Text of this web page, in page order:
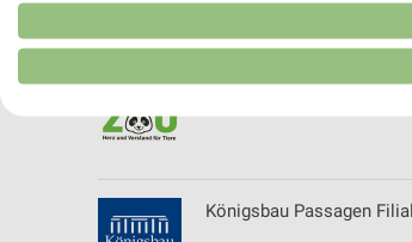
Kölle Zoo - aktueller
Königsbau Passagen
Verwendung reduzierter Daten zur Auswahl von
Erstellung von Profilen für personalisierte
Verwendung von Profilen zur Auswahl